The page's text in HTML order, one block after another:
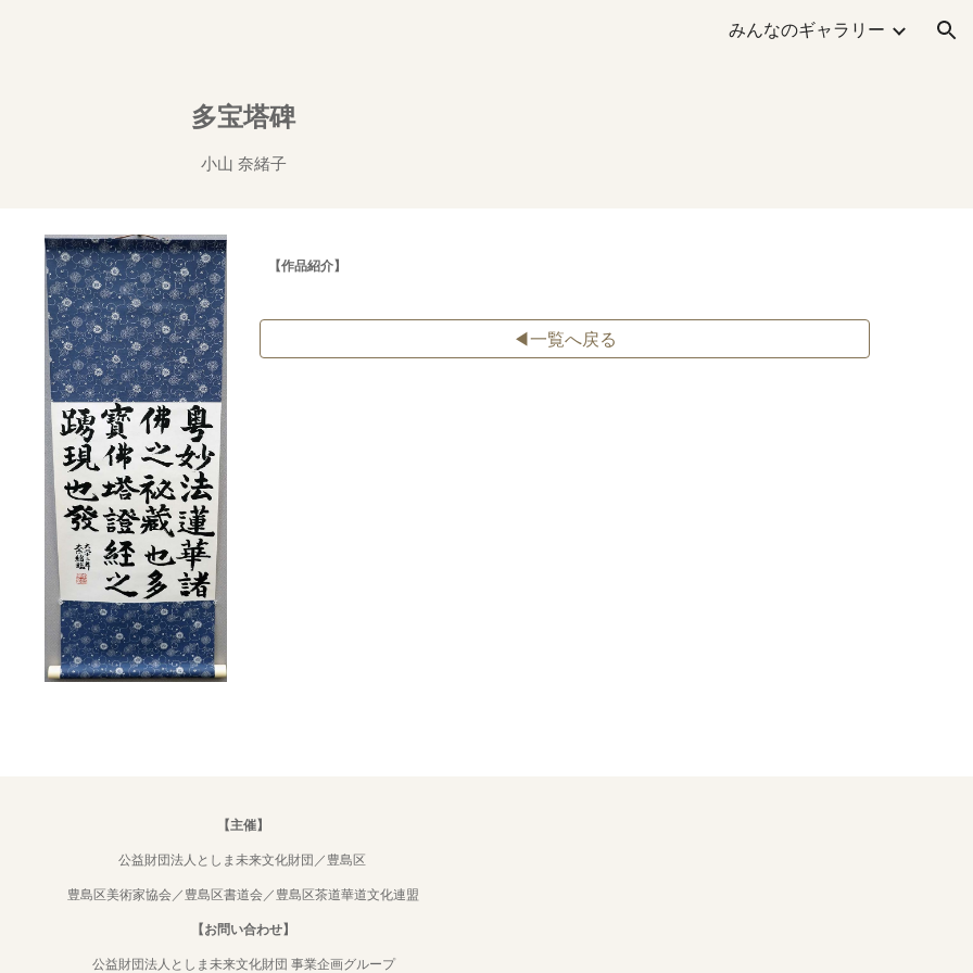
みんなのギャラリー
多宝塔碑
小山 奈緒子
【作品紹介】
◀一覧へ戻る
【主催】
公益財団法人としま未来文化財団／豊島区
豊島区美術家協会／豊島区書道会／豊島区茶道華道文化連盟
【お問い合わせ】
公益財団法人としま未来文化財団 事業企画グループ